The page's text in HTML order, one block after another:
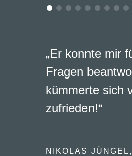
„Er konnte mir
Fragen
kümmerte sich
zufrieden!“
NIKOLAS